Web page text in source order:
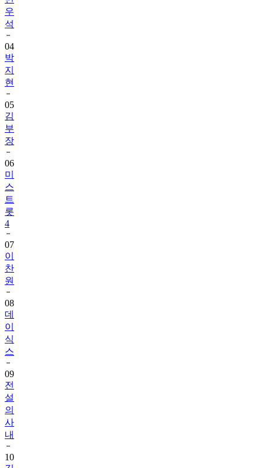
우
석
04
박
지
현
05
김
부
장
06
미
스
트
롯
4
07
이
찬
원
08
데
이
식
스
09
전
설
의
사
내
10